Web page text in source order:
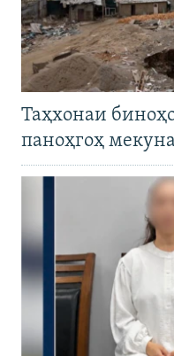
Таҳхонаи
паноҳгоҳ